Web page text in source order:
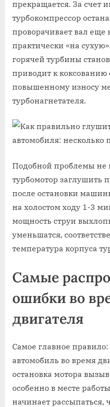
прекращается. За счет
турбокомпрессор
проворачивает вал еще
практически «на
горячей турбины
приводит к коксованию
повышенному износу
турбонагнетателя.
Подобной проблемы не
турбомотор заглушить
после остановки
на холостом ходу 1-3
мощность струи
уменьшатся,
температура корпуса
Самые
ошибки во
двигателя
Самое главное
автомобиль во время
остановка мотора
особенно в месте
начинает рассыпаться,